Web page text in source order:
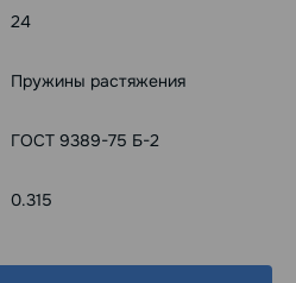
24
Пружины растяжения
ГОСТ 9389-75 Б-2
0.315